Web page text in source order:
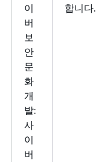
이
버
보
안
문
화
개
발:
사
이
버
합니다.